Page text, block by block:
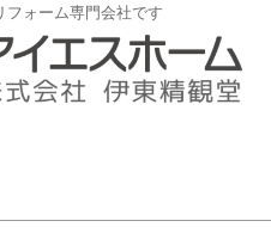
ォーム専門会社です